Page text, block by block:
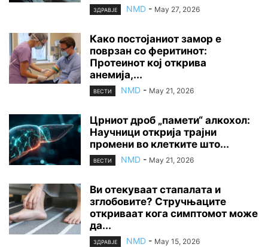
ЗДРАВЈЕ NMD - May 27, 2026
Како постојаниот замор е
поврзан со феритинот:
Протеинот кој открива
анемија,...
ВЕСТИ NMD - May 21, 2026
Црниот дроб „памети“ алкохол:
Научници открија трајни
промени во клетките што...
ВЕСТИ NMD - May 21, 2026
Ви отекуваат стапалата и
зглобовите? Стручњаците
откриваат кога симптомот може
да...
ЗДРАВЈЕ NMD - May 15, 2026